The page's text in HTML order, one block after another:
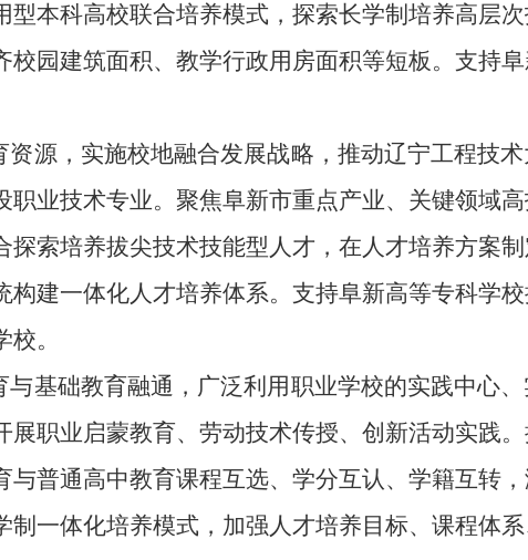
本科高校联合培养模式，探索长学制培养高层次
校园建筑面积、教学行政用房面积等短板。 支持
资源，实施校地融合发展战略，推动辽宁工程技
职业技术专业。聚焦阜新市重点产业、关键领域
索培养拔尖技术技能型人才，在人才培养方案
构建一体化人才培养体系。支持阜新高等专科学
校。
与基础教育融通 ， 广泛利用职业学校的实践中心
展职业启蒙教育、劳动技术传授、创新活动实践
与普通高中教育课程互选、学分互认、 学籍互转 ，
制 一体化培养模式 ， 加强人才培养目标、课程体